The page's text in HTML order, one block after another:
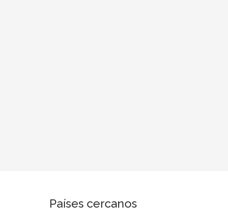
Países cercanos